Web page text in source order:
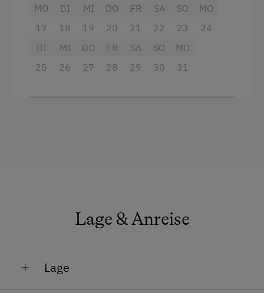
MO
17
DI
18
MI
19
DO
20
FR
21
SA
22
SO
23
MO
24
DI
25
MI
26
DO
27
FR
28
SA
29
SO
30
MO
31
Lage & Anreise
Lage